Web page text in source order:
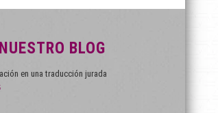
BLOG
en una traducción jurada